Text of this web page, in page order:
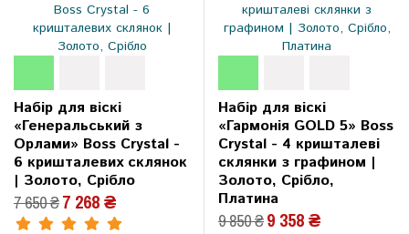
Набір для віскі
«Генеральський з
Орлами» Boss Crystal -
6 кришталевих склянок
| Золото, Срібло
7 650 ₴7 268 ₴
Набір для віскі
«Гармонія GOLD 5» Boss
Crystal - 4 кришталеві
склянки з графином |
Золото, Срібло,
Платина
9 850 ₴9 358 ₴